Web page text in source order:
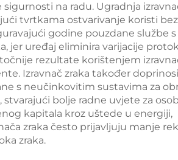
na radu. Ugradnja
tvrtkama ostvarivanje koristi
godine pouzdane službe s
jer uređaj eliminira varijacije
rezultate korištenjem
Izravnač zraka također doprinosi
s neučinkovitim sustavima za
bolje radne uvjete za
kapitala kroz uštede u energiji,
zraka često prijavljuju manje
zraka.